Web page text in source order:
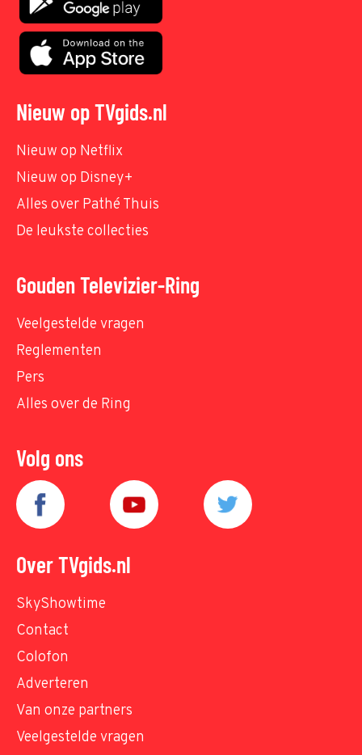
Nieuw op TVgids.nl
Nieuw op Netflix
Nieuw op Disney+
Alles over Pathé Thuis
De leukste collecties
Gouden Televizier-Ring
Veelgestelde vragen
Reglementen
Pers
Alles over de Ring
Volg ons
Over TVgids.nl
SkyShowtime
Contact
Colofon
Adverteren
Van onze partners
Veelgestelde vragen